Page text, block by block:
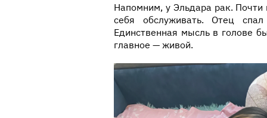
Напомним, у Эльдара рак.
себя обслуживать. Отец
Единственная мысль в голове
главное — живой.